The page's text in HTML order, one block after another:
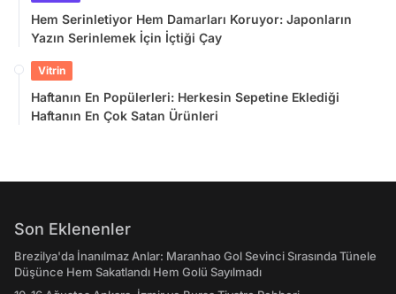
Hem Serinletiyor Hem Damarları Koruyor: Japonların
Yazın Serinlemek İçin İçtiği Çay
Vitrin
Haftanın En Popülerleri: Herkesin Sepetine Eklediği
Haftanın En Çok Satan Ürünleri
Son Eklenenler
Brezilya'da İnanılmaz Anlar: Maranhao Gol Sevinci Sırasında Tünele
Düşünce Hem Sakatlandı Hem Golü Sayılmadı